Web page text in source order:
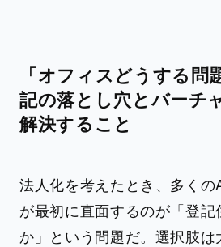
「オフィスどうする
記の落とし穴とバーチ
解決すること
法人化を考えたとき、多くの
が最初に直面するのが「登
か」という問題だ。選択肢は